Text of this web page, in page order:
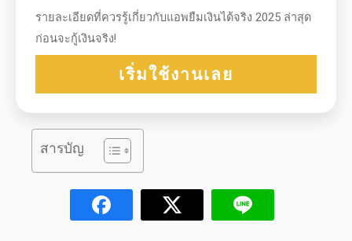
รายละเอียดที่ควรรู้เกี่ยวกับแอพยืมเงินได้จริง 2025 ล่าสุด
ก่อนจะกู้เงินจริง!
เริ่มใช้งานเลย
สารบัญ